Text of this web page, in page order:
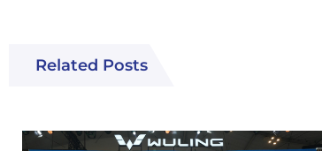
Related Posts